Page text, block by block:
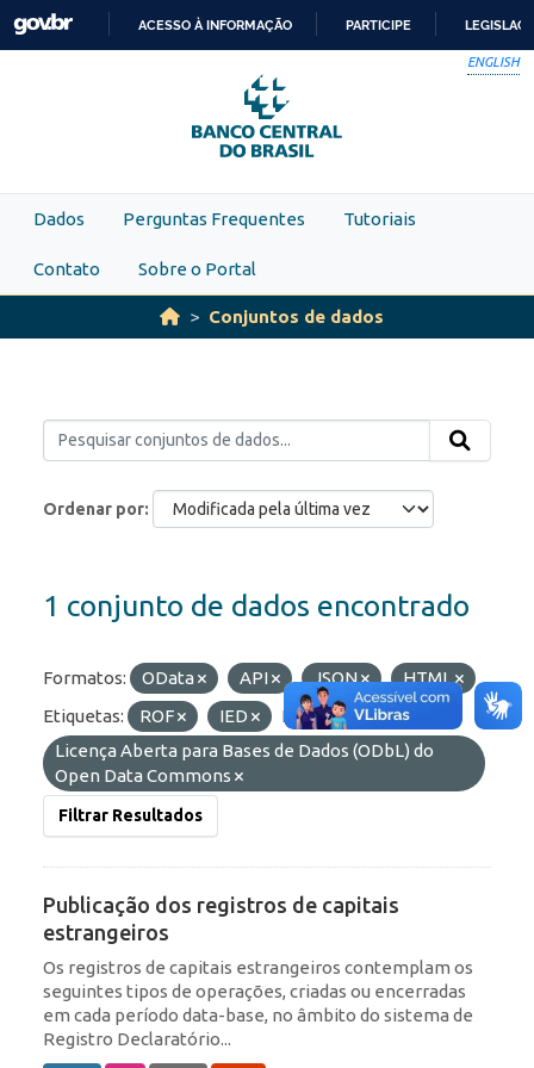
Skip to main content
PARA
O
CONTEÚDO
ACESSO À INFORMAÇÃO PARTICIPE
ENGLISH
Dados Perguntas Frequentes Tutoriais
Contato Sobre o Portal
Conjuntos de dados
Ordenar por
1 conjunto de dados encontrado
Formatos: OData API JSON
HTML
Etiquetas:
ROF IED
Licenças:
Licença Aberta para Bases de Dados (ODbL) do
Open Data Commons
Filtrar Resultados
Publicação dos registros de capitais
estrangeiros
Os registros de capitais estrangeiros contemplam os
seguintes tipos de operações, criadas ou encerradas
em cada período data-base, no âmbito do sistema de
Registro Declaratório...